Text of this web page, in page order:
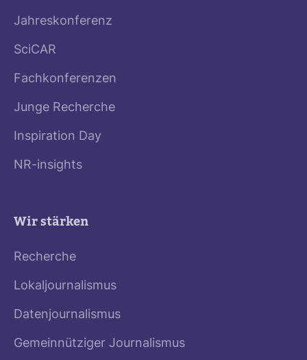
Jahreskonferenz
SciCAR
Fachkonferenzen
Junge Recherche
Inspiration Day
NR-insights
Wir stärken
Recherche
Lokaljournalismus
Datenjournalismus
Gemeinnütziger Journalismus